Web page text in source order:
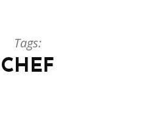
Tags:
CHEF